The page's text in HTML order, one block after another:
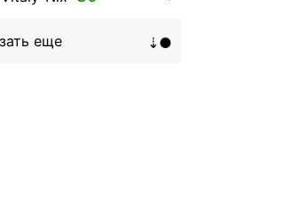
Hanna_Zolo4evskaya 16